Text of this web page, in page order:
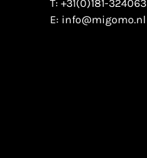
T:+31(0)181-324063
E: info@migomo.nl